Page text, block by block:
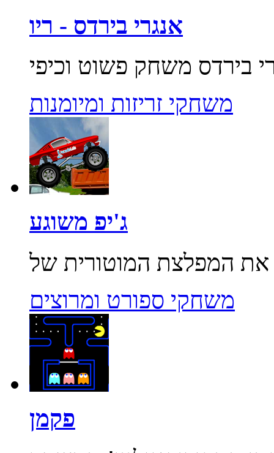
אנגרי בירדס - ריו
משחקי זריזות ומיומנות
ג'יפ משוגע
משחקי ספורט ומרוצים
פקמן